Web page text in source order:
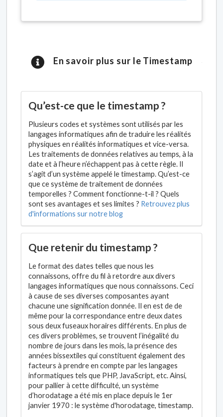
En savoir plus sur le Timestamp
Qu’est-ce que le timestamp ?
Plusieurs codes et systèmes sont utilisés par les
langages informatiques afin de traduire les réalités
physiques en réalités informatiques et vice-versa.
Les traitements de données relatives au temps, à la
date et à l’heure n’échappent pas à cette règle. Il
s’agit d’un système appelé le timestamp. Qu’est-ce
que ce système de traitement de données
temporelles ? Comment fonctionne-t-il ? Quels
sont ses avantages et ses limites ? Retrouvez plus
d'informations sur notre blog
Que retenir du timestamp ?
Le format des dates telles que nous les
connaissons, offre du fil à retordre aux divers
langages informatiques que nous connaissons. Ceci
à cause de ses diverses composantes ayant
chacune une signification donnée. Il en est de de
même pour la correspondance entre deux dates
sous deux fuseaux horaires différents. En plus de
ces divers problèmes, se trouvent l’inégalité du
nombre de jours dans les mois, la présence des
années bissextiles qui constituent également des
facteurs à prendre en compte par les langages
informatiques tels que PHP, JavaScript, etc. Ainsi,
pour pallier à cette difficulté, un système
d’horodatage a été mis en place depuis le 1er
janvier 1970 : le système d'horodatage, timestamp.